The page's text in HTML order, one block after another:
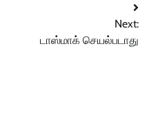
Next:
டாஸ்மாக் செயல்படாது